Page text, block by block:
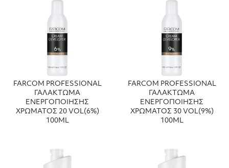
FARCOM PROFESSIONAL
ΓΑΛΑΚΤΩΜΑ
ΕΝΕΡΓΟΠΟΙΗΣΗΣ
ΧΡΩΜΑΤΟΣ 20 VOL(6%)
100ML
FARCOM PROFESSIONAL
ΓΑΛΑΚΤΩΜΑ
ΕΝΕΡΓΟΠΟΙΗΣΗΣ
ΧΡΩΜΑΤΟΣ 30 VOL(9%)
100ML